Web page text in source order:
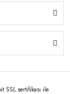
SSL sertifikası ile